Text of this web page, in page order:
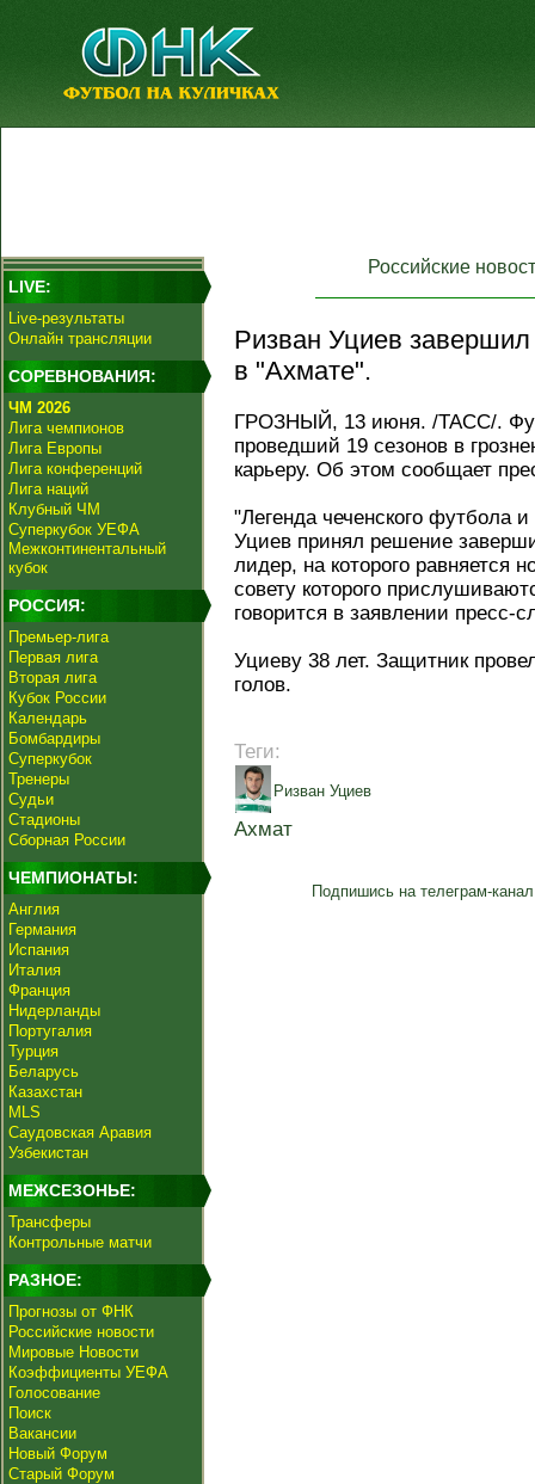
LIVE:
Live-результаты
Онлайн трансляции
СОРЕВНОВАНИЯ:
ЧМ 2026
Лига чемпионов
Лига Европы
Лига конференций
Лига наций
Клубный ЧМ
Суперкубок УЕФА
Межконтинентальный
кубок
РОССИЯ:
Премьер-лига
Первая лига
Вторая лига
Кубок России
Календарь
Бомбардиры
Суперкубок
Тренеры
Судьи
Стадионы
Сборная России
ЧЕМПИОНАТЫ:
Англия
Германия
Испания
Италия
Франция
Нидерланды
Португалия
Турция
Беларусь
Казахстан
MLS
Саудовская Аравия
Узбекистан
МЕЖСЕЗОНЬЕ:
Трансферы
Контрольные матчи
РАЗНОЕ:
Прогнозы от ФНК
Российские новости
Мировые Новости
Коэффициенты УЕФА
Голосование
Поиск
Вакансии
Новый Форум
Старый Форум
Российские
Ризван Уциев завершил
в "Ахмате".
ГРОЗНЫЙ, 13 июня. /ТАСС/.
проведший 19 сезонов в
карьеру. Об этом сообщает
"Легенда чеченского футбола
Уциев принял решение
лидер, на которого равняется
совету которого
говорится в заявлении пресс-
Уциеву 38 лет. Защитник
голов.
Теги:
Ризван Уциев
Ахмат
Подпишись на телеграм-